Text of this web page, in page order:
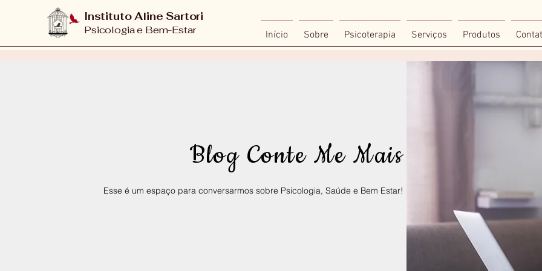
Instituto Aline Sartori
Psicologia e Bem-Estar Início Sobre Psicoterapia Serviços Produtos
Blog Conte Me Mais
Esse é um espaço para conversarmos sobre Psicologia, Saúde e Bem Estar!